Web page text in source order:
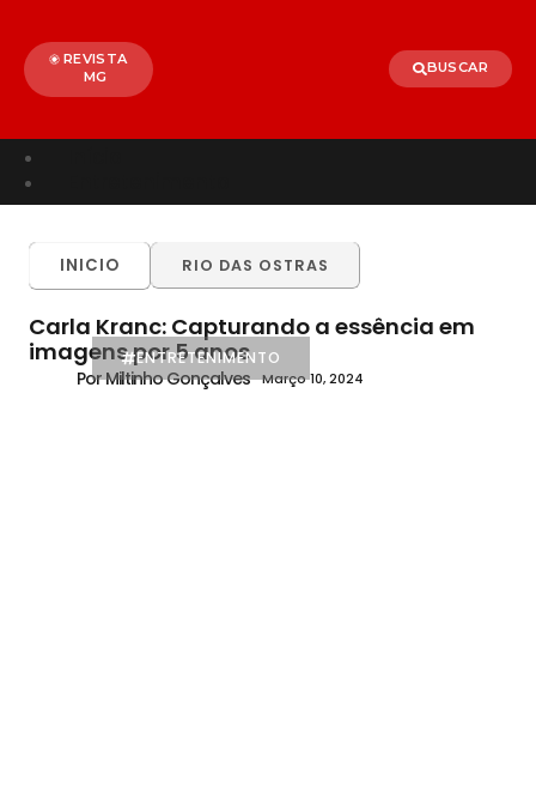
REVISTA
MG
BUSCAR
ALÉM PARAÍBA
BRASIL
ENTRETENIMENTO
INICIO RIO DAS OSTRAS
Carla Kranc: Capturando a essência em
imagens por 5 anos
Por Miltinho Gonçalves Março 10, 2024